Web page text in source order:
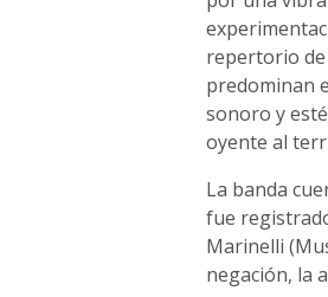
repertorio de
predominan
sonoro y
oyente al
La banda
fue
Marinelli
negación, la